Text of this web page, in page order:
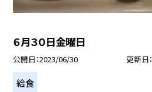
６月３０日金曜日
公開日 2023/06/30 更新日
給食